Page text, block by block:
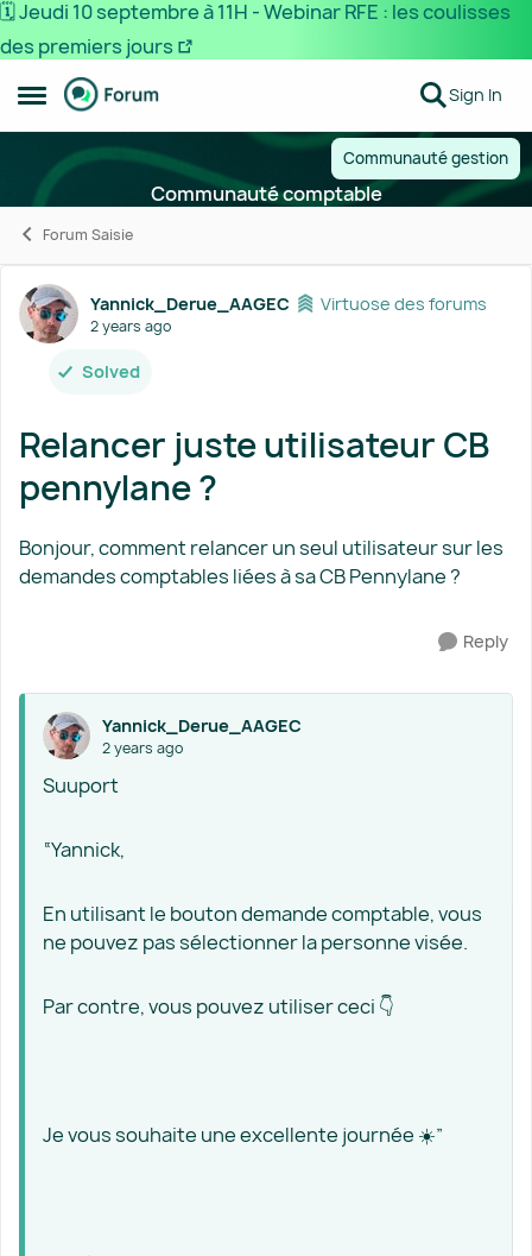
🗓️ Jeudi 10 septembre à 11H - Webinar RFE : les coulisses
des premiers jours
Open Side Menu
Skip to content Sign In
Communauté gestion
Communauté comptable
Forum Saisie
Forum Discussion
Yannick_Derue_AAGEC Virtuose des forums
2 years ago
Solved
Relancer juste utilisateur CB
pennylane ?
Bonjour, comment relancer un seul utilisateur sur les
demandes comptables liées à sa CB Pennylane ?
Reply
Yannick_Derue_AAGEC
2 years ago
Suuport
“Yannick,
En utilisant le bouton demande comptable, vous
ne pouvez pas sélectionner la personne visée.
Par contre, vous pouvez utiliser ceci 👇
Je vous souhaite une excellente journée ☀️”